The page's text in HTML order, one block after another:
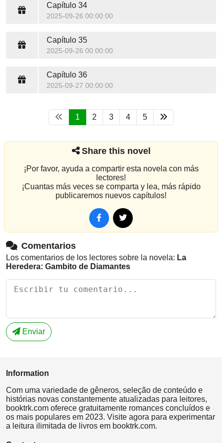
Capítulo 34
2025-09-26 00:00:00
Capítulo 35
2025-09-26 00:00:00
Capítulo 36
2025-09-27 00:00:00
1 2 3 4 5
Share this novel
¡Por favor, ayuda a compartir esta novela con más
lectores!
¡Cuantas más veces se comparta y lea, más rápido
publicaremos nuevos capítulos!
Comentarios
Los comentarios de los lectores sobre la novela: La
Heredera: Gambito de Diamantes
Enviar
Information
Com uma variedade de gêneros, seleção de conteúdo e
histórias novas constantemente atualizadas para leitores,
booktrk.com oferece gratuitamente romances concluídos e
os mais populares em 2023. Visite agora para experimentar
a leitura ilimitada de livros em booktrk.com.